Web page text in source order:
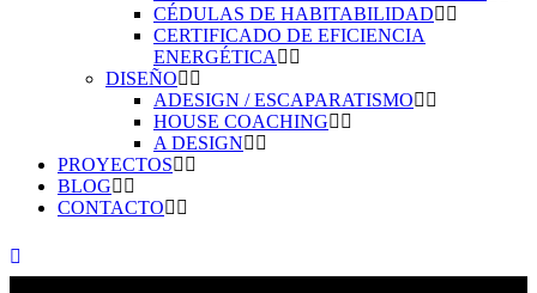
CÉDULAS DE HABITABILIDAD
CERTIFICADO DE EFICIENCIA
ENERGÉTICA
DISEÑO
ADESIGN / ESCAPARATISMO
HOUSE COACHING
A DESIGN
PROYECTOS
BLOG
CONTACTO